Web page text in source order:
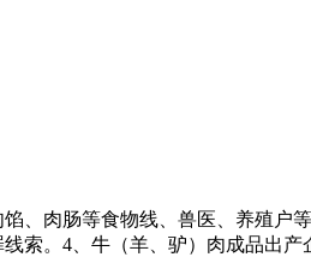
肉肠等食物线、兽医、养殖户
索。4、牛（羊、驴）肉成品出